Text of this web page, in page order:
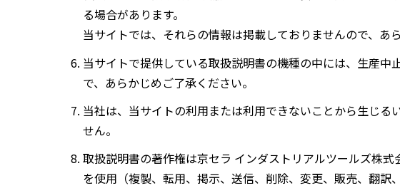
る場合があります。
当サイトでは、それらの情報は掲載しておりませんので、あ
当サイトで提供している取扱説明書の機種の中には、生産
で、あらかじめご了承ください。
当社は、当サイトの利用または利用できないことから生じ
せん。
取扱説明書の著作権は京セラ インダストリアルツールズ株
を使用（複製、転用、掲示、送信、削除、変更、販売、翻訳